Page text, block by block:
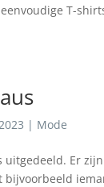
T-
| Mode
Er